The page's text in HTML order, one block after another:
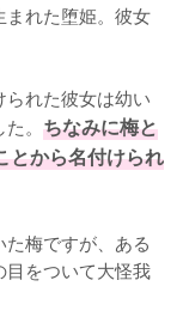
まれた堕姫。彼女
れた彼女は幼い
。 ちなみに梅と
とから名付けられ
梅ですが、ある
目をついて大怪我